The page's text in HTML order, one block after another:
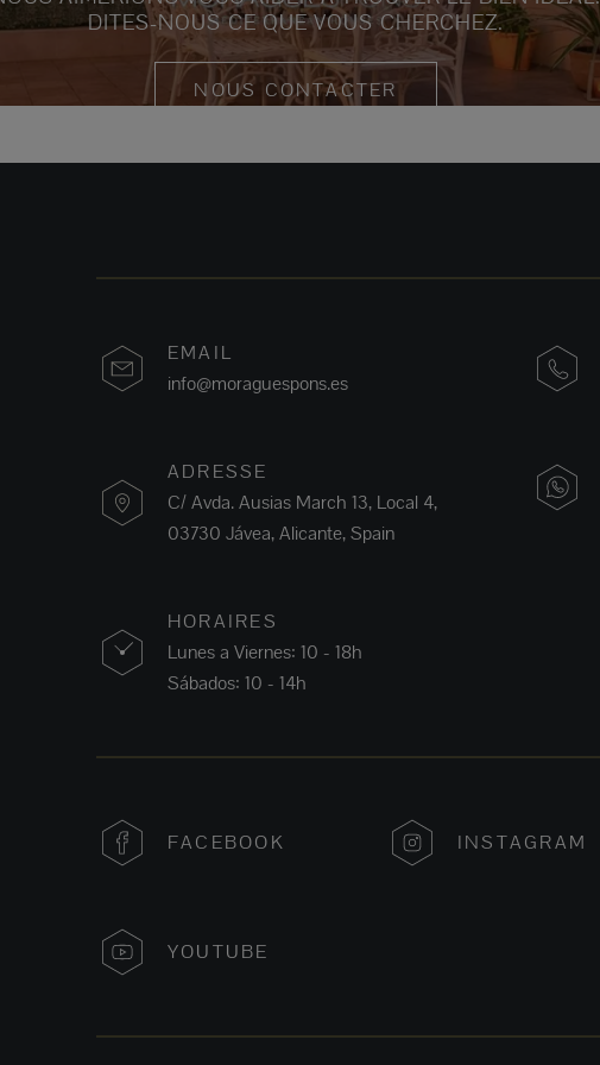
DITES-NOUS CE QUE VOUS CHERCHEZ.
NOUS CONTACTER
EMAIL
info@moraguespons.es
ADRESSE
C/ Avda. Ausias March 13, Local 4,
03730 Jávea, Alicante, Spain
HORAIRES
Lunes a Viernes: 10 - 18h
Sábados: 10 - 14h
FACEBOOK INSTAGRAM
YOUTUBE